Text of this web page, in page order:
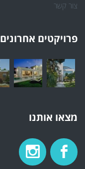
צור קשר
פרויקטים אחרונים
מצאו אותנו